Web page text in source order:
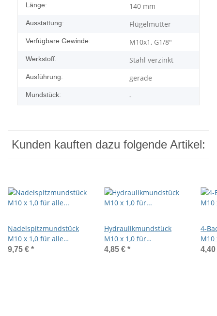
Länge: 140 mm
Ausstattung: Flügelmutter
Verfügbare Gewinde: M10x1, G1/8"
Werkstoff: Stahl verzinkt
Ausführung: gerade
Mundstück: -
Kunden kauften dazu folgende Artikel:
Nadelspitzmundstück
M10 x 1,0 für alle
Schmiernippelarten
9,75 € *
Hydraulikmundstück
M10 x 1,0 für
Kegelschmiernippel
4,85 € *
4-
M10